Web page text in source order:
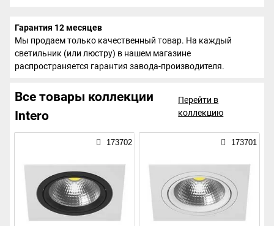
Гарантия 12 месяцев
Мы продаем только качественный товар. На каждый
светильник (или люстру) в нашем магазине
распространяется гарантия завода-производителя.
Все товары коллекции
Intero
Перейти в
коллекцию
173702 173701